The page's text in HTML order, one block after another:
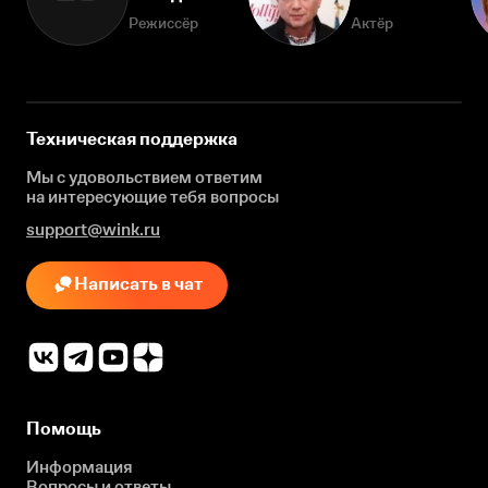
Режиссёр Актёр
Техническая поддержка
Мы с удовольствием ответим
на интересующиетебя вопросы
support@wink.ru
Написать в чат
Помощь
Информация